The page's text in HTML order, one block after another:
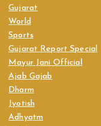
Gujarat
World
Sports
Gujarat Report Special
Mayur Jani Official
Ajab Gajab
Dharm
Jyotish
Adhyatm